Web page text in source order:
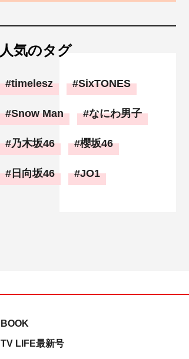
人気のタグ
timelesz SixTONES
Snow Man なにわ男子
乃木坂46 櫻坂46
日向坂46 JO1
BOOK
TV LIFE最新号